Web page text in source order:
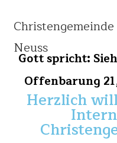
Christengemeinde
Neuss
Gott spricht:
Offenbarung
Herzlich